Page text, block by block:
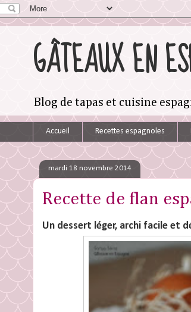
GÂTEAUX EN
Blog de tapas et cuisine
Accueil Recettes espagnoles
mardi 18 novembre 2014
Recette de flan
Un dessert léger, archi facile et